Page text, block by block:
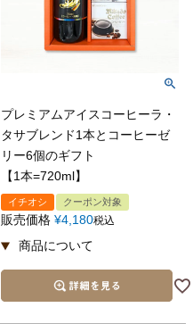
プレミアムアイスコーヒーラ・
タサブレンド1本とコーヒーゼ
リー6個のギフト
【1本=720ml】
イチオシ クーポン対象
販売価格 ¥4,180税込